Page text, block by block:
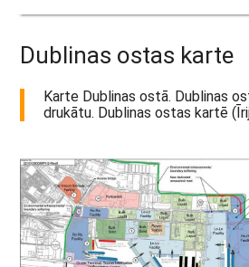
Dublinas ostas karte
Karte Dublinas ostā. Dublinas
drukātu. Dublinas ostas kartē